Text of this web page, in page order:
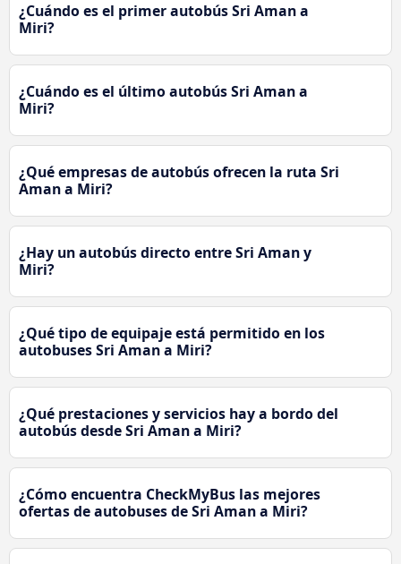
¿Cuándo es el primer autobús Sri Aman a
Miri?
¿Cuándo es el último autobús Sri Aman a
Miri?
¿Qué empresas de autobús ofrecen la ruta Sri
Aman a Miri?
¿Hay un autobús directo entre Sri Aman y
Miri?
¿Qué tipo de equipaje está permitido en los
autobuses Sri Aman a Miri?
¿Qué prestaciones y servicios hay a bordo del
autobús desde Sri Aman a Miri?
¿Cómo encuentra CheckMyBus las mejores
ofertas de autobuses de Sri Aman a Miri?